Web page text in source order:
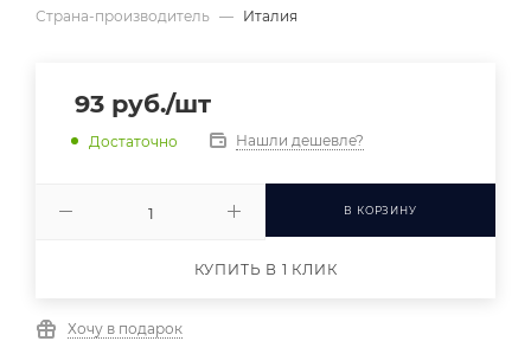
Страна-производитель — Италия
93 руб./шт
Достаточно Нашли дешевле?
В КОРЗИНУ
КУПИТЬ В 1 КЛИК
Хочу в подарок